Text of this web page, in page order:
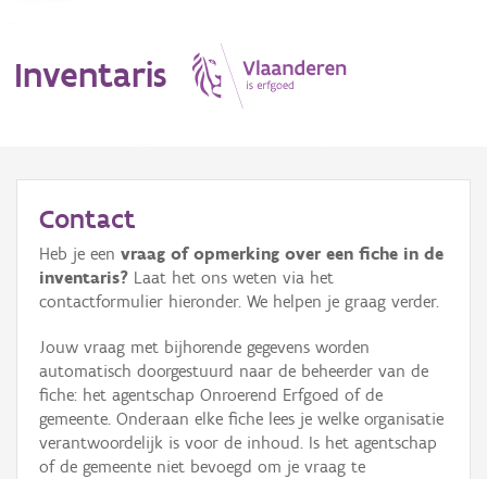
Inventaris
Erfgoedobject
Aanduidingsobject
Waarneming
Thema
Gebeurtenis
Contact
Heb je een vraag of opmerking over een fiche in de
inventaris? Laat het ons weten via het
contactformulier hieronder. We helpen je graag verder.
Jouw vraag met bijhorende gegevens worden
automatisch doorgestuurd naar de beheerder van de
fiche: het agentschap Onroerend Erfgoed of de
gemeente. Onderaan elke fiche lees je welke organisatie
verantwoordelijk is voor de inhoud. Is het agentschap
of de gemeente niet bevoegd om je vraag te